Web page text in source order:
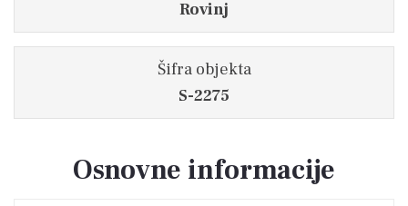
Rovinj
Šifra objekta
S-2275
Osnovne informacije